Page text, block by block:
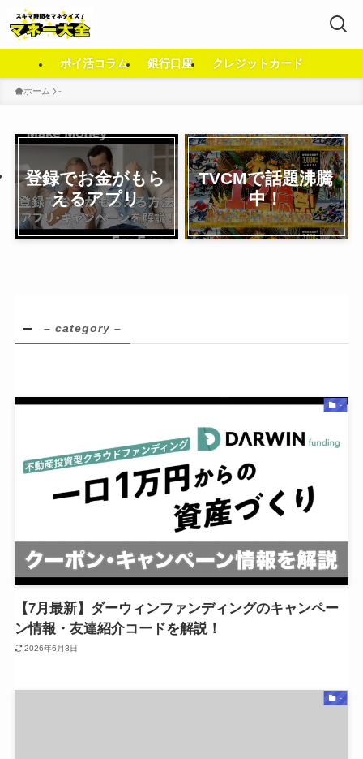
ポイ活コラム 銀行口座 クレジットカード
ホーム -
登録でお金がもら
えるアプリ
TVCMで話題沸騰
中！
– – category –
-
【7月最新】ダーウィンファンディングのキャンペー
ン情報・友達紹介コードを解説！
2026年6月3日
-